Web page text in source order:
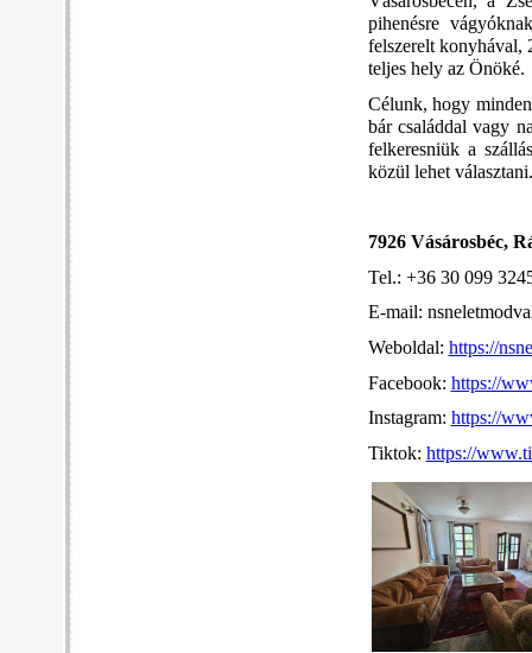
pihenésre
felszerelt konyhával,
teljes hely az Önöké.
Célunk, hogy
bár családdal vagy
felkeresniük a
közül lehet
7926 Vásárosbéc,
Tel.: +36 30 099
E-mail:
Weboldal: https://
Facebook: https://
Instagram: https://
Tiktok: https://